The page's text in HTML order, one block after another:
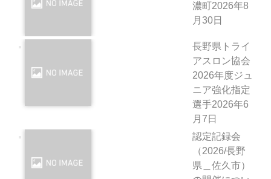
濃町 2026年8
月30日
長野県トライ
アスロン協会
2026年度ジュ
ニア強化指定
選手2026年6
月7日
認定記録会
（2026/長野
県＿佐久市）